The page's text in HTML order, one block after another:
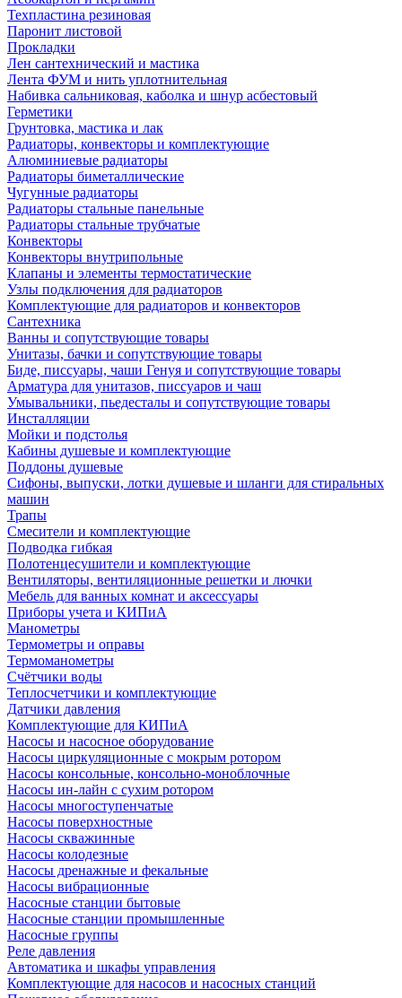
Техпластина резиновая
Паронит листовой
Прокладки
Лен сантехнический и мастика
Лента ФУМ и нить уплотнительная
Набивка сальниковая, каболка и шнур асбестовый
Герметики
Грунтовка, мастика и лак
Радиаторы, конвекторы и комплектующие
Алюминиевые радиаторы
Радиаторы биметаллические
Чугунные радиаторы
Радиаторы стальные панельные
Радиаторы стальные трубчатые
Конвекторы
Конвекторы внутрипольные
Клапаны и элементы термостатические
Узлы подключения для радиаторов
Комплектующие для радиаторов и конвекторов
Сантехника
Ванны и сопутствующие товары
Унитазы, бачки и сопутствующие товары
Биде, писсуары, чаши Генуя и сопутствующие товары
Арматура для унитазов, писсуаров и чаш
Умывальники, пьедесталы и сопутствующие товары
Инсталляции
Мойки и подстолья
Кабины душевые и комплектующие
Поддоны душевые
Сифоны, выпуски, лотки душевые и шланги для стиральных
машин
Трапы
Смесители и комплектующие
Подводка гибкая
Полотенцесушители и комплектующие
Вентиляторы, вентиляционные решетки и лючки
Мебель для ванных комнат и аксессуары
Приборы учета и КИПиА
Манометры
Термометры и оправы
Термоманометры
Счётчики воды
Теплосчетчики и комплектующие
Датчики давления
Комплектующие для КИПиА
Насосы и насосное оборудование
Насосы циркуляционные с мокрым ротором
Насосы консольные, консольно-моноблочные
Насосы ин-лайн с сухим ротором
Насосы многоступенчатые
Насосы поверхностные
Насосы скважинные
Насосы колодезные
Насосы дренажные и фекальные
Насосы вибрационные
Насосные станции бытовые
Насосные станции промышленные
Насосные группы
Реле давления
Автоматика и шкафы управления
Комплектующие для насосов и насосных станций